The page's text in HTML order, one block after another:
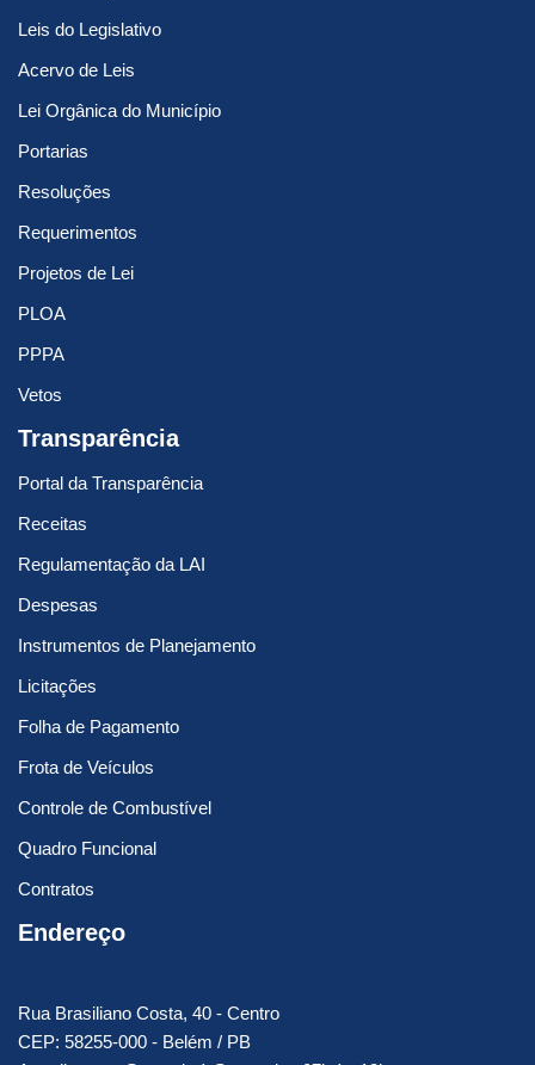
Leis do Legislativo
Acervo de Leis
Lei Orgânica do Município
Portarias
Resoluções
Requerimentos
Projetos de Lei
PLOA
PPPA
Vetos
Transparência
Portal da Transparência
Receitas
Regulamentação da LAI
Despesas
Instrumentos de Planejamento
Licitações
Folha de Pagamento
Frota de Veículos
Controle de Combustível
Quadro Funcional
Contratos
Endereço
Rua Brasiliano Costa, 40 - Centro
CEP: 58255-000 - Belém / PB